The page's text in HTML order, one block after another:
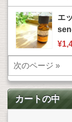
エ
次のページ »
カートの中